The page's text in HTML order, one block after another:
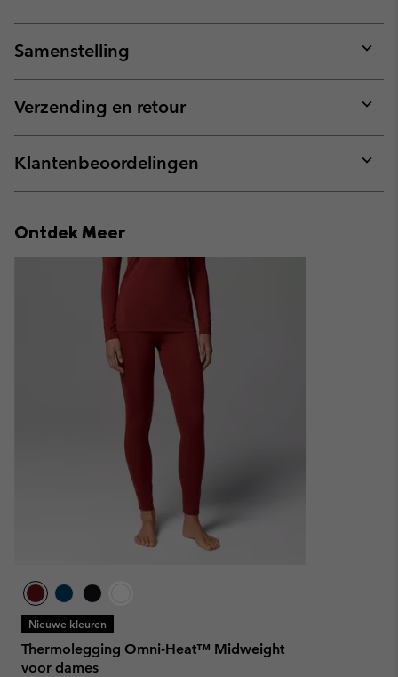
Samenstelling
or
Verzending en retour
or
Klantenbeoordelingen
or
Ontdek Meer
Nieuwe kleuren
Thermolegging Omni-Heat™ Midweight
voor dames